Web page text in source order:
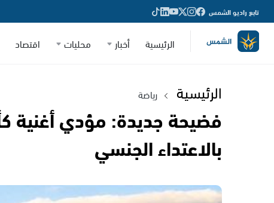
تابع راديو الشمس
الرئيسية أخبار محليات اقتصاد
الرئيسية رياضة
بالاعتداء الجنسي